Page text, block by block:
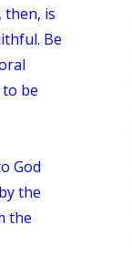
then, is
Be
be
God
the
the